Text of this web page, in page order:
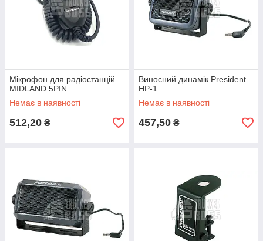
Мікрофон для радіостанцій
MIDLAND 5PIN
Немає в наявності
512,20 ₴
Виносний динамік President
HP-1
Немає в наявності
457,50 ₴